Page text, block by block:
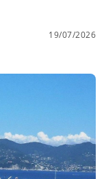
19/07/2026